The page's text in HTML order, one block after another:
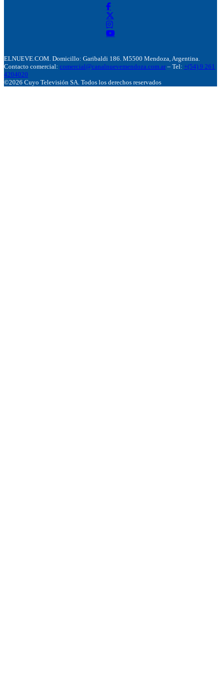
ELNUEVE.COM. Domicillo: Garibaldi 186. M5500 Mendoza, Argentina.
Contacto comercial: comercial@canalnuevemendoza.com.ar – Tel: +(54) 9 261
4204020
©2026 Cuyo Televisión SA. Todos los derechos reservados